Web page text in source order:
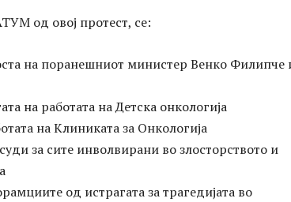
од овој протест, се:
на поранешниот министер Венко Филипче
на работата на Детска онкологија
на Клиниката за Онкологија
за сите инволвирани во злосторството и
од истрагата за трагедијата во